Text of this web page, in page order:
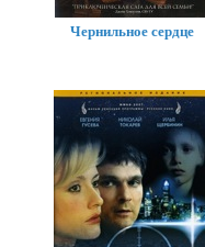
Чернильное сердце